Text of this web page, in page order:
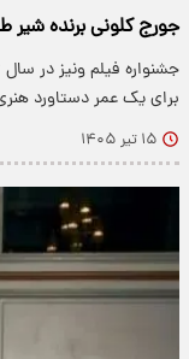
جورج کلونی برنده شیر
برای یک عمر دستاورد
۱۵ تیر ۱۴۰۵